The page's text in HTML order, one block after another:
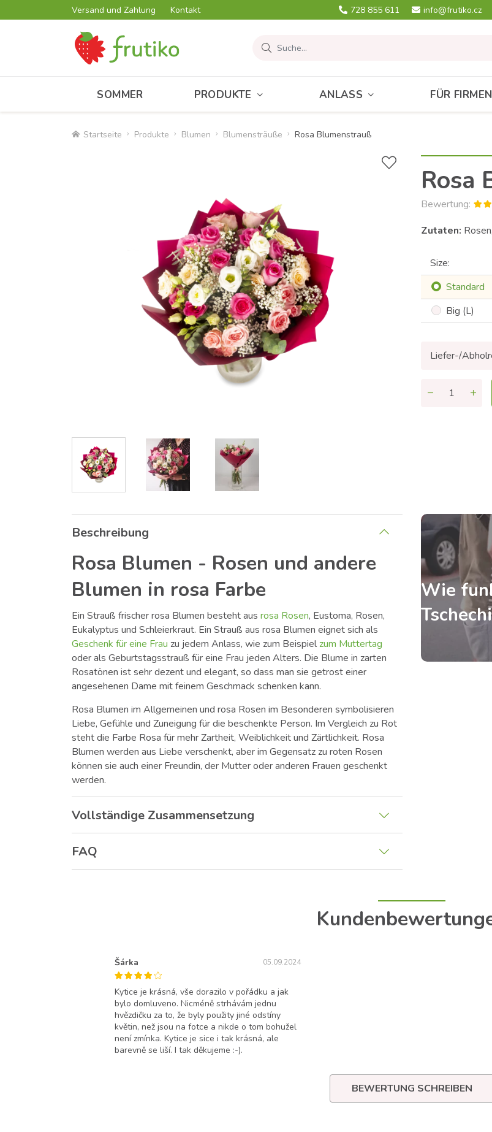
Versand und Zahlung Kontakt 728 855 611 info@frutiko.cz
SOMMER PRODUKTE ANLASS FÜR FIRMEN
Startseite Produkte Blumen Blumensträuße Rosa Blumenstrauß
Rosa
Bewertung:
Zutaten:
Size:
Standard
Big (L)
Liefer-/
Beschreibung
Rosa Blumen - Rosen und andere
Blumen in rosa Farbe
Ein Strauß frischer rosa Blumen besteht aus rosa Rosen, Eustoma, Rosen,
Eukalyptus und Schleierkraut. Ein Strauß aus rosa Blumen eignet sich als
Geschenk für eine Frau zu jedem Anlass, wie zum Beispielzum Muttertag
oder als Geburtstagsstrauß für eine Frau jeden Alters. Die Blume in zarten
Rosatönen ist sehr dezent und elegant, so dass man sie getrost einer
angesehenen Dame mit feinem Geschmack schenken kann.
Rosa Blumen im Allgemeinen und rosa Rosen im Besonderen symbolisieren
Liebe, Gefühle und Zuneigung für die beschenkte Person. Im Vergleich zu Rot
steht die Farbe Rosa für mehr Zartheit, Weiblichkeit und Zärtlichkeit. Rosa
Blumen werden aus Liebe verschenkt, aber im Gegensatz zu roten Rosen
können sie auch einer Freundin, der Mutter oder anderen Frauen geschenkt
werden.
Vollständige Zusammensetzung
FAQ
Wie
Šárka 05.09.2024
Kytice je krásná, vše dorazilo v pořádku a jak
bylo domluveno. Nicméně strhávám jednu
hvězdičku za to, že byly použity jiné odstíny
květin, než jsou na fotce a nikde o tom bohužel
není zmínka. Kytice je sice i tak krásná, ale
barevně se liší. I tak děkujeme :-).
BEWERTUNG SCHREIBEN